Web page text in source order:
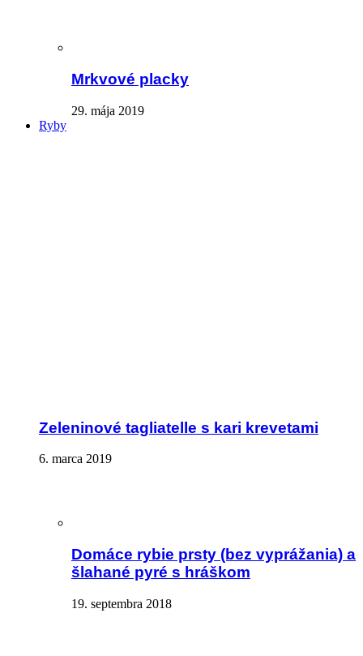
Mrkvové placky
29. mája 2019
Ryby
Zeleninové tagliatelle s kari krevetami
6. marca 2019
Domáce rybie prsty (bez vyprážania) a
šlahané pyré s hráškom
19. septembra 2018